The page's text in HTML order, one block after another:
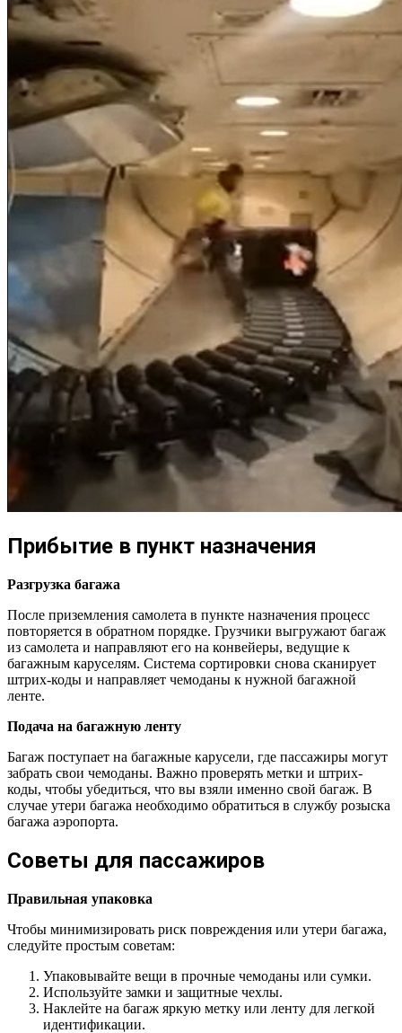
Прибытие в пункт назначения
Разгрузка багажа
После приземления самолета в пункте назначения процесс
повторяется в обратном порядке. Грузчики выгружают багаж
из самолета и направляют его на конвейеры, ведущие к
багажным каруселям. Система сортировки снова сканирует
штрих-коды и направляет чемоданы к нужной багажной
ленте.
Подача на багажную ленту
Багаж поступает на багажные карусели, где пассажиры могут
забрать свои чемоданы. Важно проверять метки и штрих-
коды, чтобы убедиться, что вы взяли именно свой багаж. В
случае утери багажа необходимо обратиться в службу розыска
багажа аэропорта.
Советы для пассажиров
Правильная упаковка
Чтобы минимизировать риск повреждения или утери багажа,
следуйте простым советам:
Упаковывайте вещи в прочные чемоданы или сумки.
Используйте замки и защитные чехлы.
Наклейте на багаж яркую метку или ленту для легкой
идентификации.